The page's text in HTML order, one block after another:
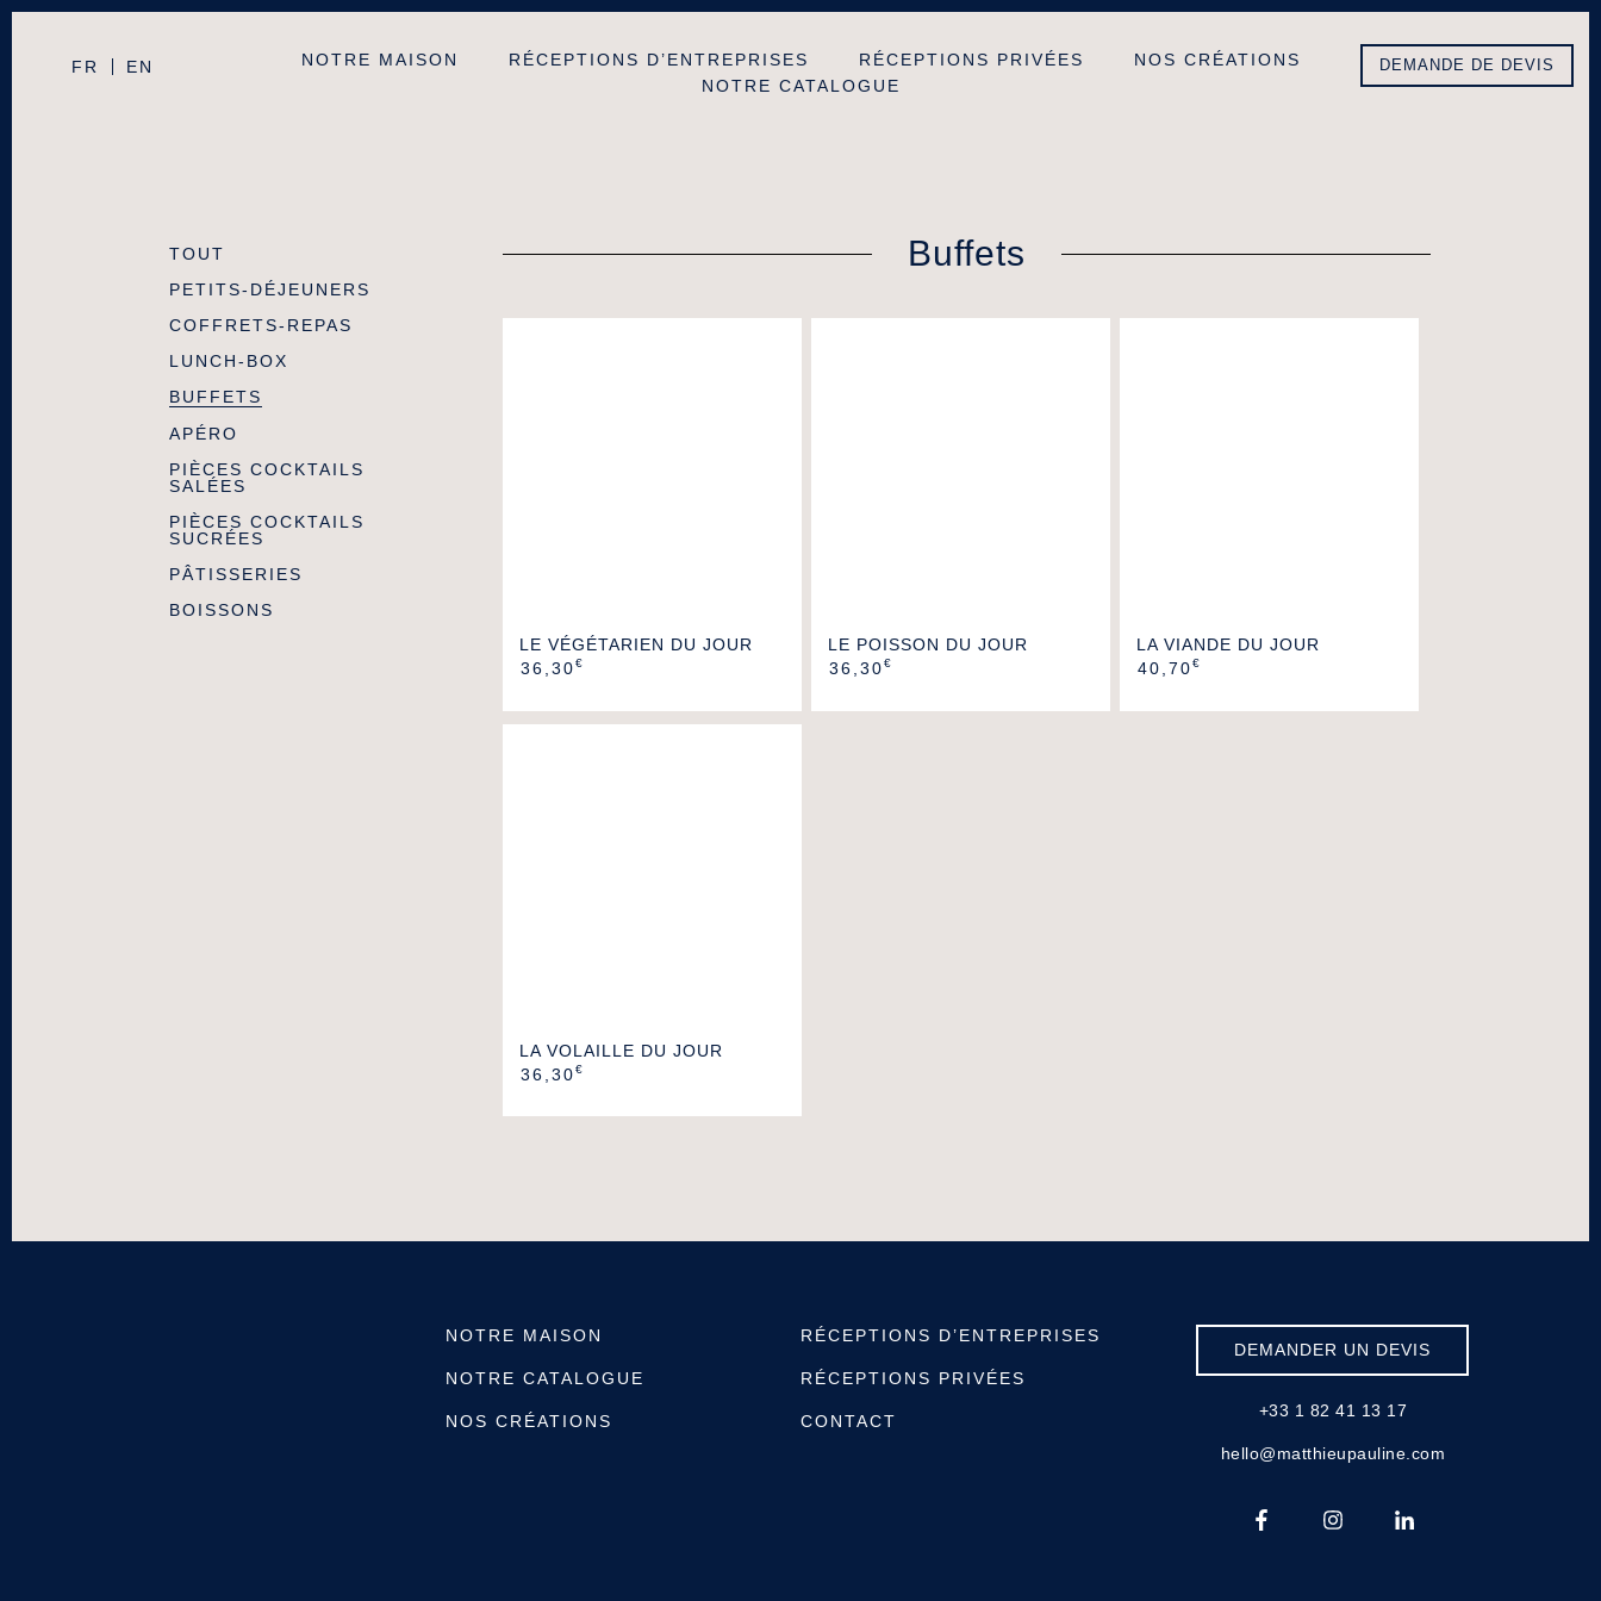
FR EN NOTRE MAISON RÉCEPTIONS D’ENTREPRISES RÉCEPTIONS PRIVÉES
NOS CRÉATIONS
NOTRE CATALOGUE
DEMANDE DE DEVIS
TOUT
PETITS-DÉJEUNERS
COFFRETS-REPAS
LUNCH-BOX
BUFFETS
APÉRO
PIÈCES COCKTAILS
SALÉES
PIÈCES COCKTAILS
SUCRÉES
PÂTISSERIES
BOISSONS
Buffets
LE VÉGÉTARIEN DU JOUR
36,30€
LE POISSON DU JOUR
36,30€
LA VIANDE DU JOUR
40,70€
LA VOLAILLE DU JOUR
36,30€
NOTRE MAISON
NOTRE CATALOGUE
NOS CRÉATIONS
RÉCEPTIONS D’ENTREPRISES
RÉCEPTIONS PRIVÉES
CONTACT
DEMANDER UN DEVIS
+33 1 82 41 13 17
hello@matthieupauline.com